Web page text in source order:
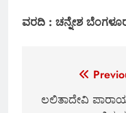
ವರದಿ : ಚನ್ನೇಶ
navigation
ಲಲಿತಾದೇವಿ